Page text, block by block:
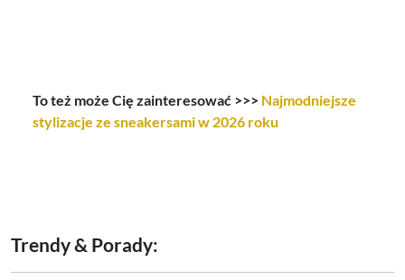
To też może Cię zainteresować >>> Najmodniejsze
stylizacje ze sneakersami w 2026 roku
Trendy & Porady: